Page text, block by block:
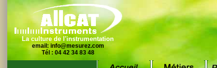
La culture de l'instrumentation
email: info@mesurez.com
Tél : 04 42 34 83 48